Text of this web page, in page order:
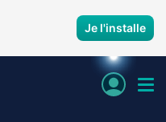
Je l'installe